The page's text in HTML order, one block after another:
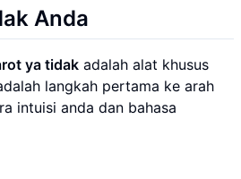
Anda
ya tidak adalah alat khusus
langkah pertama ke arah
intuisi anda dan bahasa